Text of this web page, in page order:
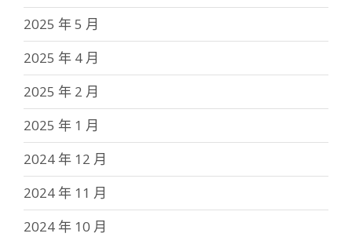
2025 年 5 月
2025 年 4 月
2025 年 2 月
2025 年 1 月
2024 年 12 月
2024 年 11 月
2024 年 10 月